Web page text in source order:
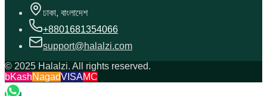
ঢাকা, বাংলাদেশ
+8801681354066
support@halalzi.com
© 2025 Halalzi. All rights reserved.
bKashNagadVISAMC